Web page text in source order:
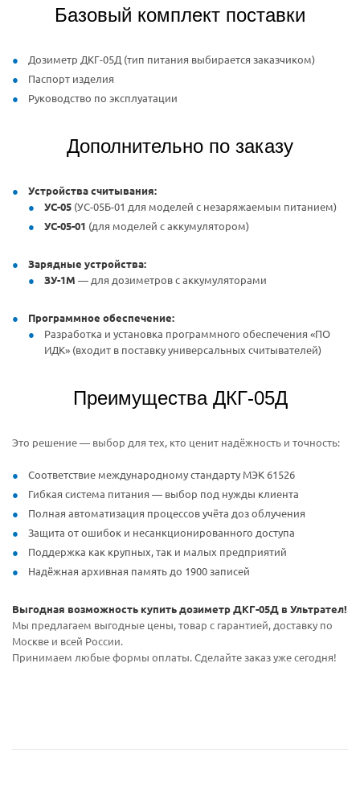
Базовый комплект поставки
Дозиметр ДКГ-05Д (тип питания выбирается заказчиком)
Паспорт изделия
Руководство по эксплуатации
Дополнительно по заказу
Устройства считывания:
УС-05 (УС-05Б-01 для моделей с незаряжаемым питанием)
УС-05-01 (для моделей с аккумулятором)
Зарядные устройства:
ЗУ-1М — для дозиметров с аккумуляторами
Программное обеспечение:
Разработка и установка программного обеспечения «ПО
ИДК» (входит в поставку универсальных считывателей)
Преимущества ДКГ-05Д
Это решение — выбор для тех, кто ценит надёжность и точность:
Соответствие международному стандарту МЭК 61526
Гибкая система питания — выбор под нужды клиента
Полная автоматизация процессов учёта доз облучения
Защита от ошибок и несанкционированного доступа
Поддержка как крупных, так и малых предприятий
Надёжная архивная память до 1900 записей
Выгодная возможность купить дозиметр ДКГ-05Д в Ультрател!
Мы предлагаем выгодные цены, товар с гарантией, доставку по
Москве и всей России.
Принимаем любые формы оплаты. Сделайте заказ уже сегодня!